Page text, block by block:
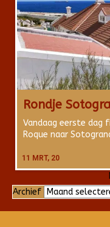
Rondje
11 MRT, 20
Vandaag eerste dag
Roque naar
Archief Archief